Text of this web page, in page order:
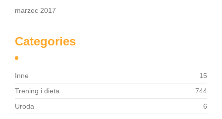
marzec 2017
Categories
Inne
15
Trening i dieta
744
Uroda
6